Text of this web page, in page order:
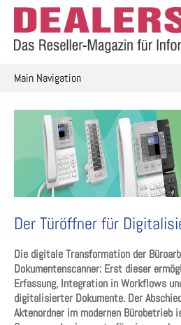
Skip
content
Main Navigation
Der Türöffner für
Die digitale Transformation der
Dokumentenscanner: Erst dieser
Erfassung, Integration in Workflows
digitalisierter Dokumente. Der
Aktenordner im modernen Bürobetrieb